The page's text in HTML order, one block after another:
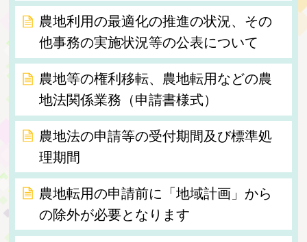
農地利用の最適化の推進の状況、その
他事務の実施状況等の公表について
農地等の権利移転、農地転用などの農
地法関係業務（申請書様式）
農地法の申請等の受付期間及び標準処
理期間
農地転用の申請前に「地域計画」から
の除外が必要となります